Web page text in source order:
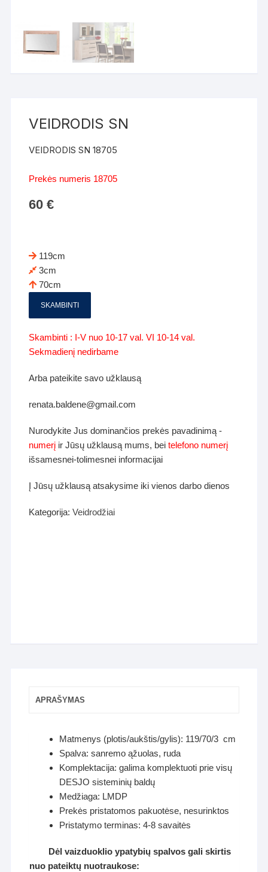
VEIDRODIS SN
VEIDRODIS SN 18705
Prekės numeris 18705
60€
119cm
3cm
70cm
SKAMBINTI
Skambinti : I-V nuo 10-17 val. VI 10-14 val.
Sekmadienį nedirbame
Arba pateikite savo užklausą
renata.baldene@gmail.com
Nurodykite Jus dominančios prekės pavadinimą -
numerį ir Jūsų užklausą mums, beitelefono numerį
išsamesnei-tolimesnei informacijai
Į Jūsų užklausą atsakysime iki vienos darbo dienos
Kategorija:Veidrodžiai
APRAŠYMAS
Matmenys (plotis/aukštis/gylis): 119/70/3 cm
Spalva: sanremo ąžuolas, ruda
Komplektacija: galima komplektuoti prie visų
DESJO sisteminių baldų
Medžiaga: LMDP
Prekės pristatomos pakuotėse, nesurinktos
Pristatymo terminas: 4-8 savaitės
Dėl vaizduoklio ypatybių spalvos gali skirtis
nuo pateiktų nuotraukose: